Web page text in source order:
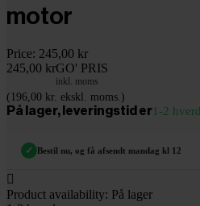
motor
Price: 245,00 kr
245,00 krGO' PRIS
inkl. moms
(196,00 kr. ekskl. moms.)
På lager, leveringstid er1-2
✓ Bestil nu, og få afsendt mandag kl 12

Product availability: På lager